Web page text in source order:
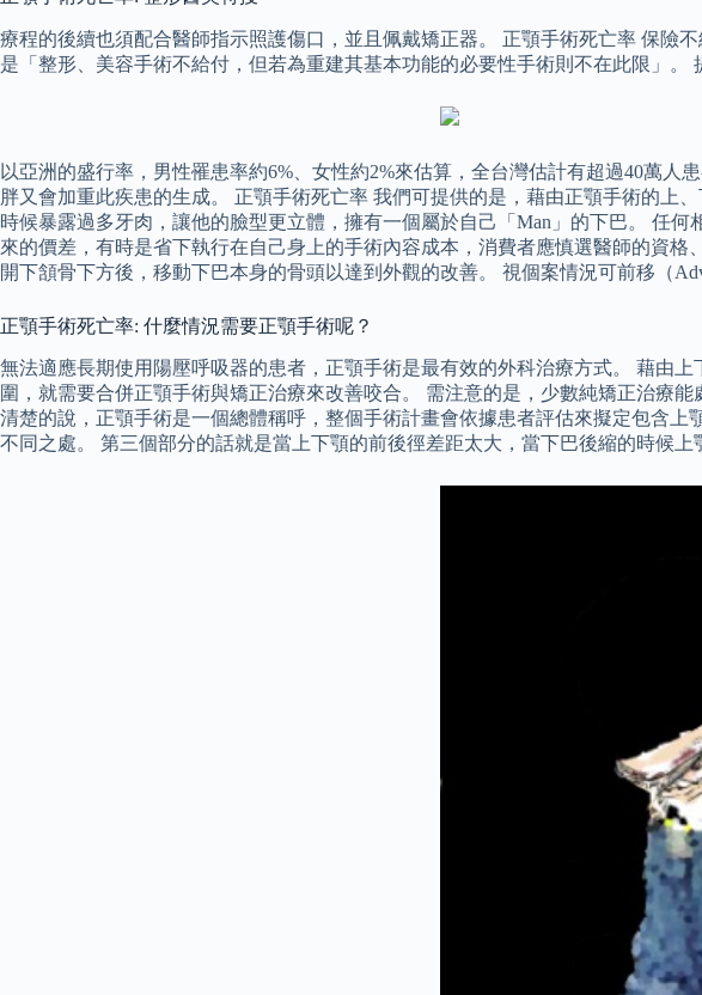
療程的後續也須配合醫師指示照護傷口，並且佩戴矯正器。 正顎手術死亡率 保險
是「整形、美容手術不給付，但若為重建其基本功能的必要性手術則不在此限」。
以亞洲的盛行率，男性罹患率約6%、女性約2%來估算，全台灣估計有超過40萬
胖又會加重此疾患的生成。 正顎手術死亡率 我們可提供的是，藉由正顎手術的上
時候暴露過多牙肉，讓他的臉型更立體，擁有一個屬於自己「Man」的下巴。 任
來的價差，有時是省下執行在自己身上的手術內容成本，消費者應慎選醫師的資
開下頷骨下方後，移動下巴本身的骨頭以達到外觀的改善。 視個案情況可前移（
正顎手術死亡率: 什麼情況需要正顎手術呢？
無法適應長期使用陽壓呼吸器的患者，正顎手術是最有效的外科治療方式。 藉由
圍，就需要合併正顎手術與矯正治療來改善咬合。 需注意的是，少數純矯正治療
清楚的說，正顎手術是一個總體稱呼，整個手術計畫會依據患者評估來擬定包含
不同之處。 第三個部分的話就是當上下顎的前後徑差距太大，當下巴後縮的時候上